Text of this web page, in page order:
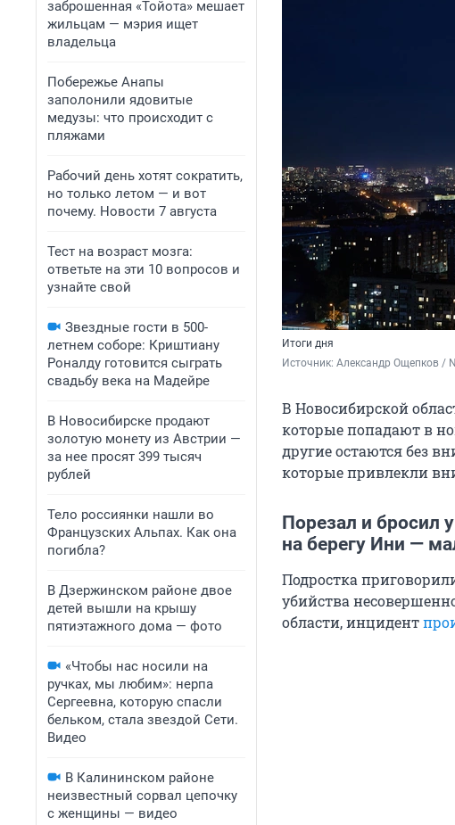
заброшенная «Тойота» мешает
жильцам — мэрия ищет
владельца
Побережье Анапы
заполонили ядовитые
медузы: что происходит с
пляжами
Рабочий день хотят сократить,
но только летом — и вот
почему. Новости 7 августа
Тест на возраст мозга:
ответьте на эти 10 вопросов и
узнайте свой
Звездные гости в 500-
летнем соборе: Криштиану
Роналду готовится сыграть
свадьбу века на Мадейре
В Новосибирске продают
золотую монету из Австрии —
за нее просят 399 тысяч
рублей
Тело россиянки нашли во
Французских Альпах. Как она
погибла?
В Дзержинском районе двое
детей вышли на крышу
пятиэтажного дома — фото
«Чтобы нас носили на
ручках, мы любим»: нерпа
Сергеевна, которую спасли
бельком, стала звездой Сети.
Видео
В Калининском районе
неизвестный сорвал цепочку
с женщины — видео
Итоги дня
Источник: Александр Ощепков /
В Новосибирской
которые попадают в
другие остаются без
которые привлекли
Порезал и бросил
на берегу Ини —
Подростка
убийства
области, инцидент